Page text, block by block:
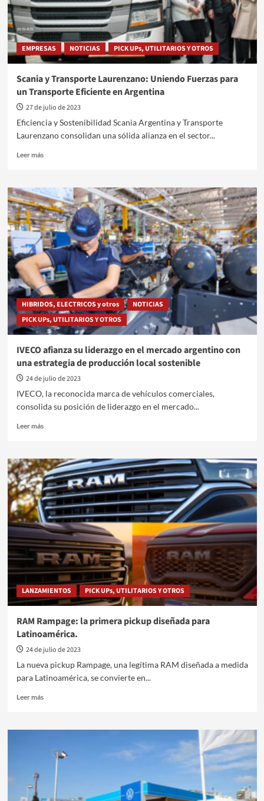
el
transporte
urbano
EMPRESAS NOTICIAS PICK UPs, UTILITARIOS Y OTROS
Scania y Transporte Laurenzano: Uniendo Fuerzas para
un Transporte Eficiente en Argentina
27 de julio de 2023
Eficiencia y Sostenibilidad Scania Argentina y Transporte
Laurenzano consolidan una sólida alianza en el sector...
Leer másLeer
Scania
y
Transporte
Laurenzano:
Uniendo
Fuerzas
para
un
Transporte
Eficiente
en
Argentina
HIBRIDOS, ELECTRICOS y otros
NOTICIAS
PICK UPs, UTILITARIOS Y OTROS
IVECO afianza su liderazgo en el mercado argentino con
una estrategia de producción local sostenible
24 de julio de 2023
IVECO, la reconocida marca de vehículos comerciales,
consolida su posición de liderazgo en el mercado...
Leer másLeer
IVECO
afianza
su
liderazgo
en
el
mercado
argentino
con
una
estrategia
de
producción
local
LANZAMIENTOS PICK UPs, UTILITARIOS Y OTROS
RAM Rampage: la primera pickup diseñada para
Latinoamérica.
24 de julio de 2023
La nueva pickup Rampage, una legítima RAM diseñada a medida
para Latinoamérica, se convierte en...
Leer másLeer
RAM
primera
pickup
diseñada
para